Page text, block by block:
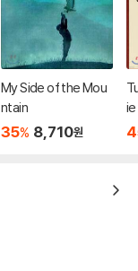
My Side of the Mou
ntain
35% 8,710원
ie